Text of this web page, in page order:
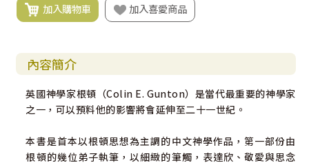
加入購物車 加入喜愛商品
內容簡介
英國神學家根頓（Colin E. Gunton）是當代最重要的神學家
之一，可以預料他的影響將會延伸至二十一世紀。
本書是首本以根頓思想為主調的中文神學作品，第一部份由
根頓的幾位弟子執筆，以細緻的筆觸，表達欣、敬愛與思念